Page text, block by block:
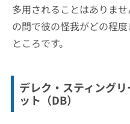
多用されることはありま
の間で彼の怪我がどの程
ところです。
デレク・スティング
ット（DB）